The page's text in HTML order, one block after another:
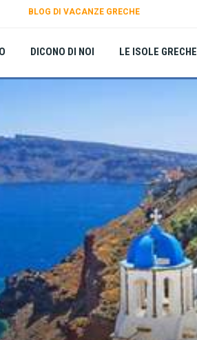
BLOG DI VACANZE GRECHE
DICONO DI NOI LE ISOLE GRECHE